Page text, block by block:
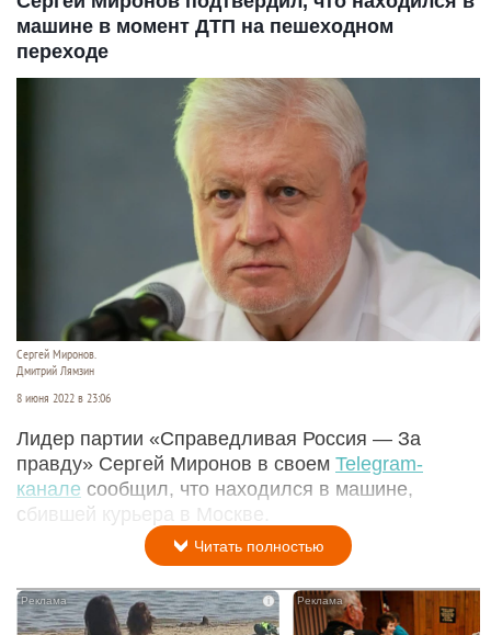
машине в момент ДТП на пешеходном
переходе
Сергей Миронов.
Дмитрий Лямзин
8 июня 2022 в 23:06
Лидер партии «Справедливая Россия — За
правду» Сергей Миронов в своем Telegram-
канале сообщил, что находился в машине,
сбившей курьера в Москве.
Читать полностью
i